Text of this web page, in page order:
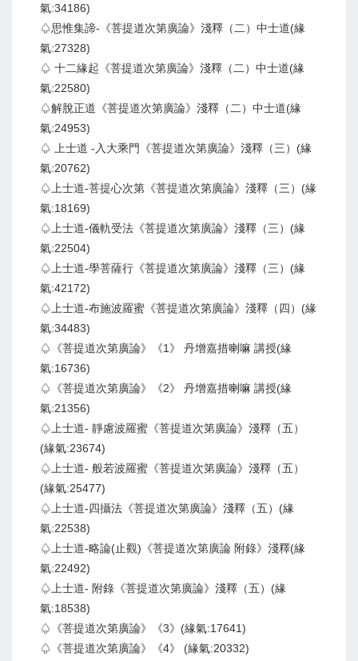
氣:34186)
♤思惟集諦-《菩提道次第廣論》淺釋（二）中士道(緣
氣:27328)
♤ 十二緣起《菩提道次第廣論》淺釋（二）中士道(緣
氣:22580)
♤解脫正道《菩提道次第廣論》淺釋（二）中士道(緣
氣:24953)
♤ 上士道 -入大乘門《菩提道次第廣論》淺釋（三）(緣
氣:20762)
♤上士道-菩提心次第《菩提道次第廣論》淺釋（三）(緣
氣:18169)
♤上士道-儀軌受法《菩提道次第廣論》淺釋（三）(緣
氣:22504)
♤上士道-學菩薩行《菩提道次第廣論》淺釋（三）(緣
氣:42172)
♤上士道-布施波羅蜜《菩提道次第廣論》淺釋（四）(緣
氣:34483)
♤《菩提道次第廣論》《1》 丹增嘉措喇嘛 講授(緣
氣:16736)
♤《菩提道次第廣論》《2》 丹增嘉措喇嘛 講授(緣
氣:21356)
♤上士道- 靜慮波羅蜜《菩提道次第廣論》淺釋（五）
(緣氣:23674)
♤上士道- 般若波羅蜜《菩提道次第廣論》淺釋（五）
(緣氣:25477)
♤上士道-四攝法《菩提道次第廣論》淺釋（五）(緣
氣:22538)
♤上士道-略論(止觀)《菩提道次第廣論 附錄》淺釋(緣
氣:22492)
♤上士道- 附錄《菩提道次第廣論》淺釋（五）(緣
氣:18538)
♤《菩提道次第廣論》《3》(緣氣:17641)
♤《菩提道次第廣論》《4》 (緣氣:20332)